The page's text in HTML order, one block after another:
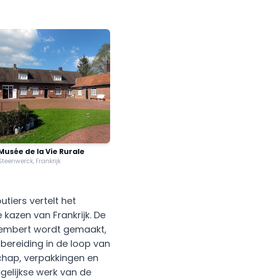
de la Vie Rurale
Frankrijk
vertelt het
van Frankrijk. De
wordt gemaakt,
in de loop van
verpakkingen en
werk van de